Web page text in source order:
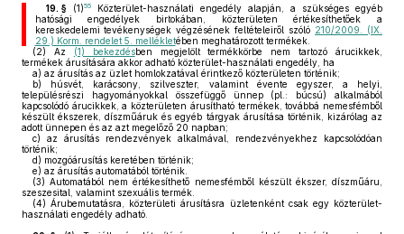
19. §(1)55Közterület-használati engedély alapján, a szükséges egyéb
hatósági engedélyek birtokában, közterületen értékesíthetőek a
kereskedelemi tevékenységek végzésének feltételeiről szóló 210/2009. (IX.
29.) Korm. rendelet 5. mellékletében meghatározott termékek.
(2) Az (1) bekezdésben megjelölt termékkörbe nem tartozó árucikkek,
termékek árusítására akkor adható közterület-használati engedély, ha
a) az árusítás az üzlet homlokzatával érintkező közterületen történik;
b) húsvét, karácsony, szilveszter, valamint évente egyszer, a helyi,
településrészi hagyományokkal összefüggő ünnep (pl.: búcsú) alkalmából
kapcsolódó árucikkek, a közterületen árusítható termékek, továbbá nemesfémből
készült ékszerek, díszműáruk és egyéb tárgyak árusítása történik, kizárólag az
adott ünnepen és az azt megelőző 20 napban;
c) az árusítás rendezvények alkalmával, rendezvényekhez kapcsolódóan
történik;
d) mozgóárusítás keretében történik;
e) az árusítás automatából történik.
(3) Automatából nem értékesíthető nemesfémből készült ékszer, díszműáru,
szeszesital, valamint szexuális termék.
(4) Árubemutatásra, közterületi árusításra üzletenként csak egy közterület-
használati engedély adható.